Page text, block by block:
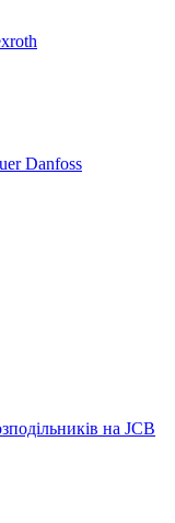
Danfoss
на JCB